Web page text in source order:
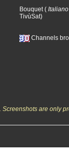
Bouquet( Italiano
TivùSat)
Channels
are only